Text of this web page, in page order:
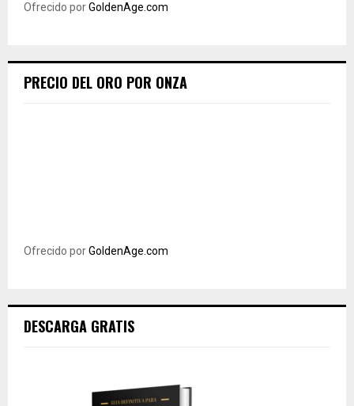
Ofrecido porGoldenAge.com
PRECIO DEL ORO POR ONZA
Ofrecido porGoldenAge.com
DESCARGA GRATIS